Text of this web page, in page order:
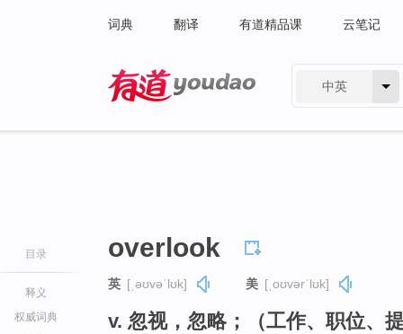
词典 翻译 有道精品课 云笔记
中英
目录
释义
权威词典
overlook
英 [ˌəʊvəˈlʊk] 美 [ˌoʊvərˈlʊk]
v. 忽视，忽略；（工作、职位、